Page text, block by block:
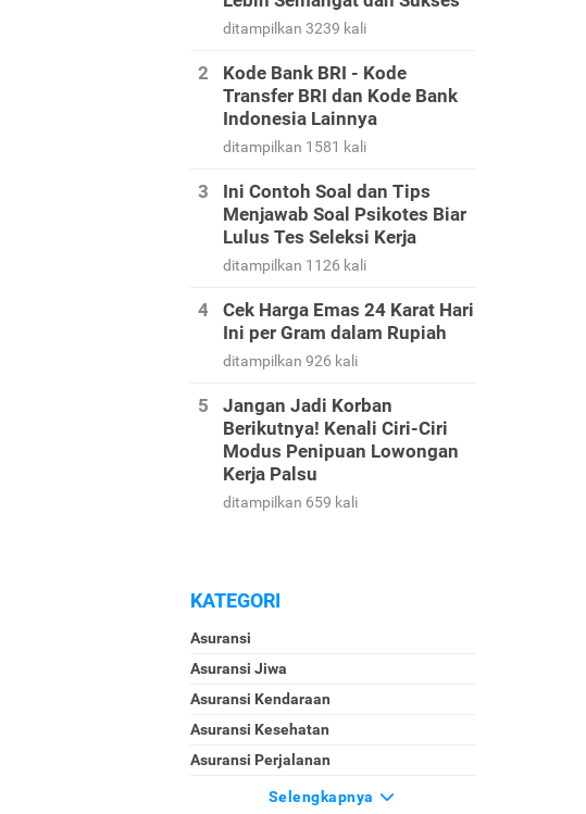
ditampilkan 3239 kali
Kode Bank BRI - Kode
Transfer BRI dan Kode Bank
Indonesia Lainnya
ditampilkan 1581 kali
Ini Contoh Soal dan Tips
Menjawab Soal Psikotes Biar
Lulus Tes Seleksi Kerja
ditampilkan 1126 kali
Cek Harga Emas 24 Karat Hari
Ini per Gram dalam Rupiah
ditampilkan 926 kali
Jangan Jadi Korban
Berikutnya! Kenali Ciri-Ciri
Modus Penipuan Lowongan
Kerja Palsu
ditampilkan 659 kali
KATEGORI
Asuransi
Asuransi Jiwa
Asuransi Kendaraan
Asuransi Kesehatan
Asuransi Perjalanan
Selengkapnya